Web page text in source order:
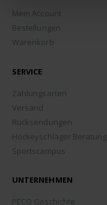
Mein Account
Bestellungen
Warenkorb
SERVICE
Zahlungsarten
Versand
Rücksendungen
Hockeyschläger Beratung
Sportscampus
UNTERNEHMEN
PECO Geschichte